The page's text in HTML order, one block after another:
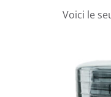
Voici le